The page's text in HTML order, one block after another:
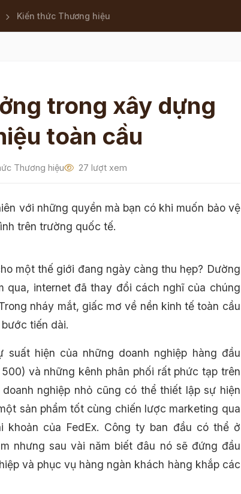
Kiến thức Thương hiệu
trong xây dựng
toàn cầu
Thương hiệu 27 lượt xem
với những quyền mà bạn có khi muốn bảo vệ
trên trường quốc tế.
một thế giới đang ngày càng thu hẹp? Dường
qua, internet đã thay đổi cách nghĩ của chúng
nháy mắt, giấc mơ về nền kinh tế toàn cầu
tiến dài.
suất hiện của những doanh nghiệp hàng đầu
và những kênh phân phối rất phức tạp trên
nghiệp nhỏ cũng có thể thiết lập sự hiện
sản phẩm tốt cùng chiến lược marketing qua
khoản của FedEx. Công ty ban đầu có thể ở
nhưng sau vài năm biết đâu nó sẽ đứng đầu
và phục vụ hàng ngàn khách hàng khắp các